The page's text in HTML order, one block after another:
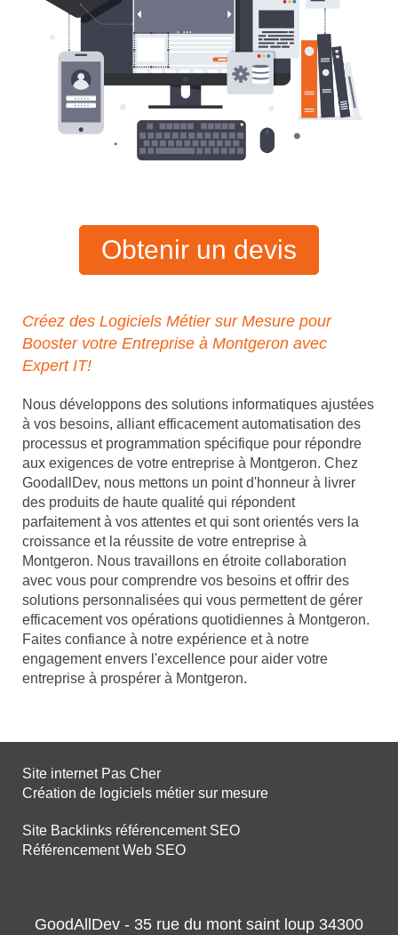
Obtenir un devis
Créez des Logiciels Métier sur Mesure pour
Booster votre Entreprise à Montgeron avec
Expert IT!
Nous développons des solutions informatiques ajustées
à vos besoins, alliant efficacement automatisation des
processus et programmation spécifique pour répondre
aux exigences de votre entreprise à Montgeron. Chez
GoodallDev, nous mettons un point d'honneur à livrer
des produits de haute qualité qui répondent
parfaitement à vos attentes et qui sont orientés vers la
croissance et la réussite de votre entreprise à
Montgeron. Nous travaillons en étroite collaboration
avec vous pour comprendre vos besoins et offrir des
solutions personnalisées qui vous permettent de gérer
efficacement vos opérations quotidiennes à Montgeron.
Faites confiance à notre expérience et à notre
engagement envers l'excellence pour aider votre
entreprise à prospérer à Montgeron.
Site internet Pas Cher
Création de logiciels métier sur mesure
Site Backlinks référencement SEO
Référencement Web SEO
GoodAllDev - 35 rue du mont saint loup 34300